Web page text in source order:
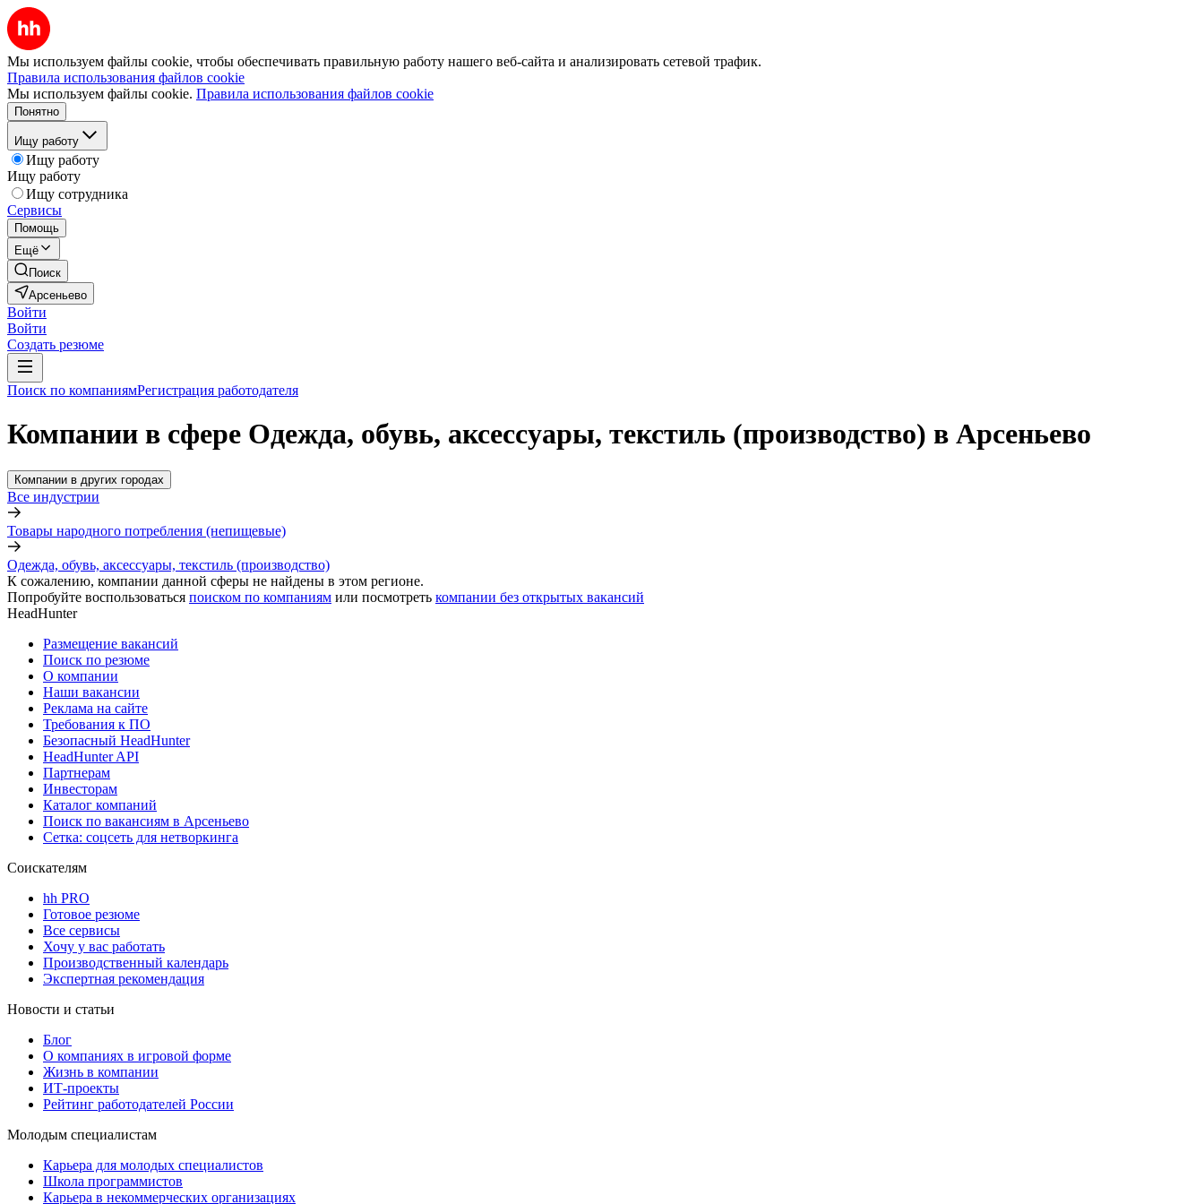
Мы используем файлы cookie, чтобы обеспечивать правильную работу нашего веб-сайта и анализировать сетевой трафик.
Правила использования файлов cookie
Мы используем файлы cookie. Правила использования файлов cookie
Понятно
Ищу работу
Ищу работу
Ищу работу
Ищу сотрудника
Сервисы
Помощь
Ещё
Поиск
Арсеньево
Войти
Войти
Создать резюме
Поиск по компаниямРегистрация работодателя
Компании в сфере Одежда, обувь, аксессуары, текстиль (производство) в Арсеньево
Компании в других городах
Все индустрии
Товары народного потребления (непищевые)
Одежда, обувь, аксессуары, текстиль (производство)
К сожалению, компании данной сферы не найдены в этом регионе.
Попробуйте воспользоваться поиском по компаниям или посмотреть компании без открытых вакансий
HeadHunter
Размещение вакансий
Поиск по резюме
О компании
Наши вакансии
Реклама на сайте
Требования к ПО
Безопасный HeadHunter
HeadHunter API
Партнерам
Инвесторам
Каталог компаний
Поиск по вакансиям в Арсеньево
Сетка: соцсеть для нетворкинга
Соискателям
hh PRO
Готовое резюме
Все сервисы
Хочу у вас работать
Производственный календарь
Экспертная рекомендация
Новости и статьи
Блог
О компаниях в игровой форме
Жизнь в компании
ИТ-проекты
Рейтинг работодателей России
Молодым специалистам
Карьера для молодых специалистов
Школа программистов
Карьера в некоммерческих организациях